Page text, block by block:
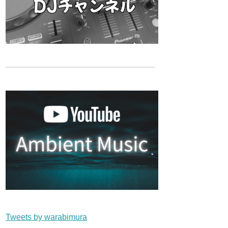
Tweets by warabimura